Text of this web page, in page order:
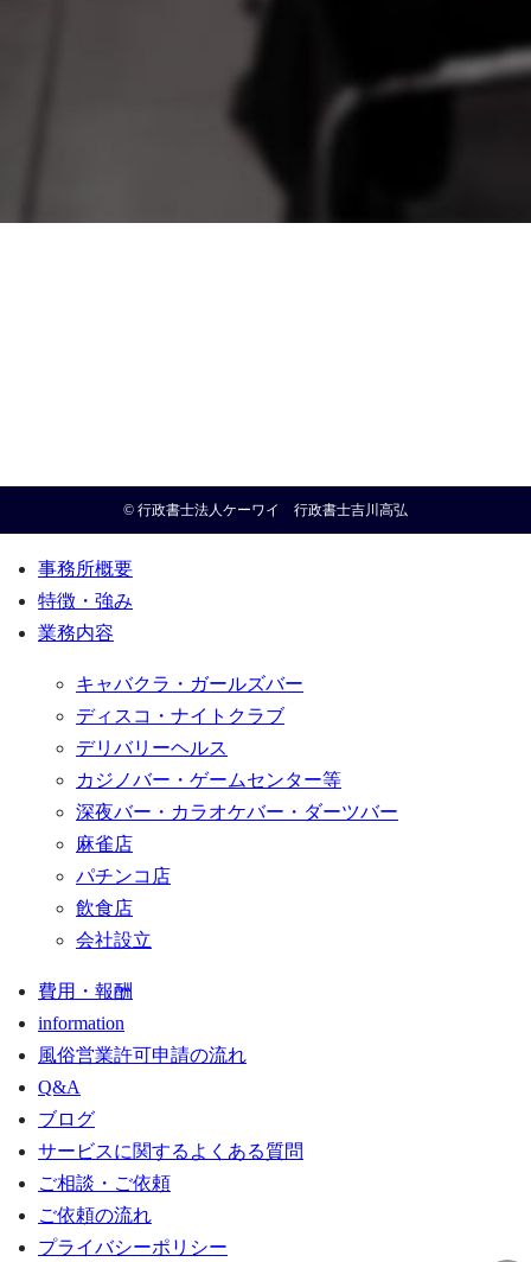
© 行政書士法人ケーワイ 行政書士吉川高弘
事務所概要
特徴・強み
業務内容
キャバクラ・ガールズバー
ディスコ・ナイトクラブ
デリバリーヘルス
カジノバー・ゲームセンター等
深夜バー・カラオケバー・ダーツバー
麻雀店
パチンコ店
飲食店
会社設立
費用・報酬
information
風俗営業許可申請の流れ
Q&A
ブログ
サービスに関するよくある質問
ご相談・ご依頼
ご依頼の流れ
プライバシーポリシー